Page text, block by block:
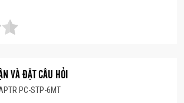
VÀ ĐẶT CÂU HỎI
PC-STP-6MT